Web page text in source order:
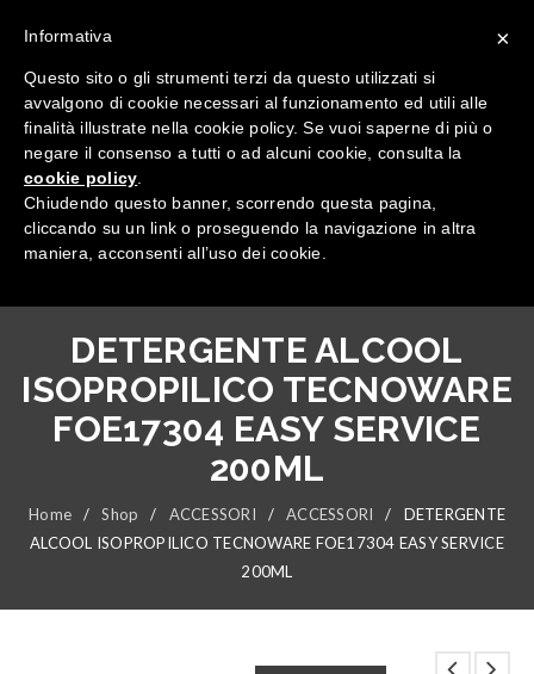
Tutte le categorie
DETERGENTE ALCOOL
ISOPROPILICO TECNOWARE
FOE17304 EASY SERVICE
200ML
Home / Shop / ACCESSORI / ACCESSORI /
DETERGENTE
ALCOOL ISOPROPILICO TECNOWARE FOE17304 EASY SERVICE
200ML
×
Informativa
Questo sito o gli strumenti terzi da questo utilizzati si
avvalgono di cookie necessari al funzionamento ed utili alle
finalità illustrate nella cookie policy. Se vuoi saperne di più o
negare il consenso a tutti o ad alcuni cookie, consulta la
cookie policy
Chiudendo questo banner, scorrendo questa pagina,
cliccando su un link o proseguendo la navigazione in altra
maniera, acconsenti all’uso dei cookie.